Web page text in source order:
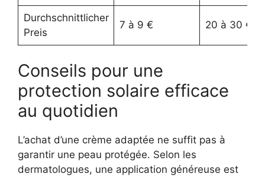
Durchschnittlicher
Preis
7 à 9 € 20 à 30 €
Conseils pour une
protection solaire efficace
au quotidien
L’achat d’une crème adaptée ne suffit pas à
garantir une peau protégée. Selon les
dermatologues, une application généreuse est